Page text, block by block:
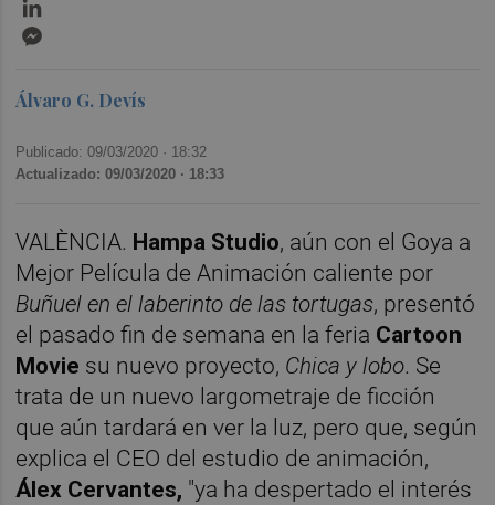
Álvaro G. Devís
Publicado: 09/03/2020 · 18:32
Actualizado: 09/03/2020 · 18:33
VALÈNCIA. Hampa Studio, aún con el Goya a
Mejor Película de Animación caliente por
Buñuel en el laberinto de las tortugas, presentó
el pasado fin de semana en la feria Cartoon
Movie su nuevo proyecto, Chica y lobo. Se
trata de un nuevo largometraje de ficción
que aún tardará en ver la luz, pero que, según
explica el CEO del estudio de animación,
Álex Cervantes, "ya ha despertado el interés